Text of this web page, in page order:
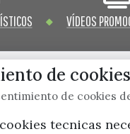
VÍDEOS
de cookies
de cookies
tecnicas